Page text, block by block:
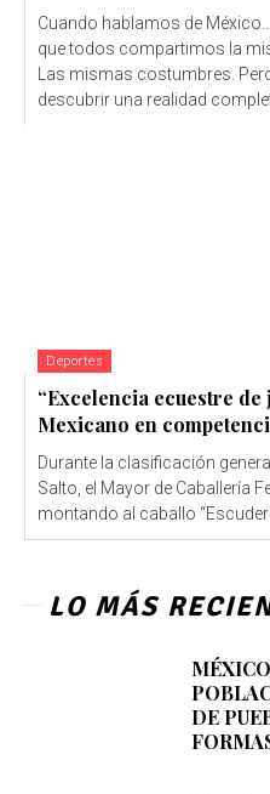
Cuando hablamos de México… Muchas veces pensamos
que todos compartimos la misma cultura.
Las mismas costumbres. Pero basta recorrer el país… Para
descubrir una realidad
Deportes
“Excelencia ecuestre
Mexicano en
Durante la clasificación
Salto, el Mayor de Caballería
montando al caballo
LO MÁS
DE